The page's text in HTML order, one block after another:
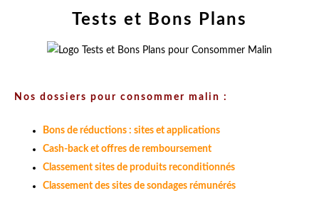
Tests et Bons Plans
Nos dossiers pour consommer malin :
Bons de réductions : sites et applications
Cash-back et offres de remboursement
Classement sites de produits reconditionnés
Classement des sites de sondages rémunérés